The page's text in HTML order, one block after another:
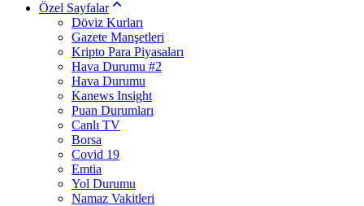
Özel Sayfalar
Döviz Kurları
Gazete Manşetleri
Kripto Para Piyasaları
Hava Durumu #2
Hava Durumu
Kanews Insight
Puan Durumları
Canlı TV
Borsa
Covid 19
Emtia
Yol Durumu
Namaz Vakitleri